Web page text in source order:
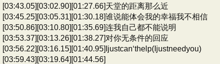
[03:43.05][03:02.90][01:27.66]天堂的距离那么近
[03:45.25][03:05.31][01:30.18]谁说能体会我的幸福我不相信
[03:50.86][03:10.80][01:35.69]连我自己都不能说明
[03:53.37][03:13.26][01:38.27]对你无条件的回应
[03:56.22][03:16.15][01:40.95]Ijustcan‘thelp(Ijustneedyou)
[03:59.43][03:19.64][01:44.56]